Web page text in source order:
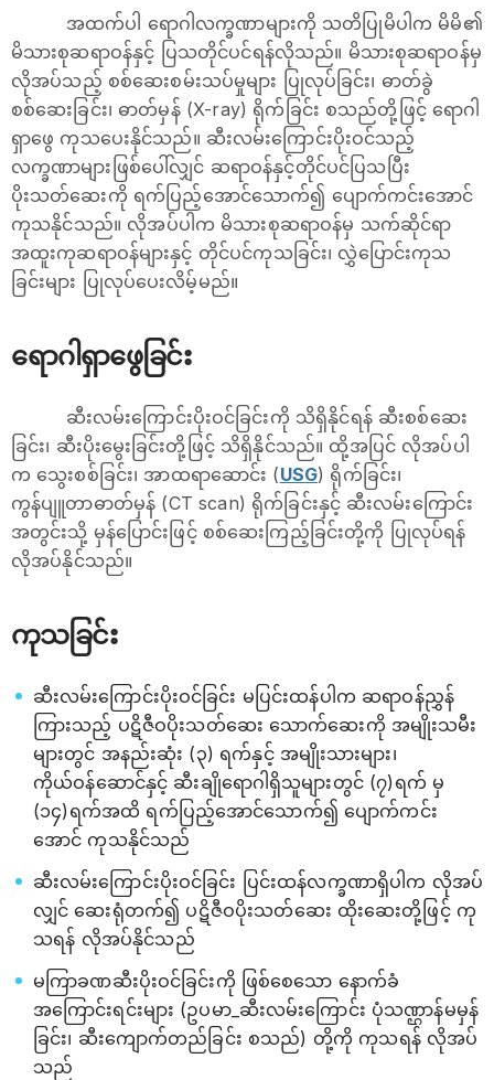
အထက်ပါ ရောဂါလက္ခဏာများကို သတိပြုမိပါက မိမိ၏
မိသားစုဆရာဝန်နှင့် ပြသတိုင်ပင်ရန်လိုသည်။ မိသားစုဆရာဝန်မှ
လိုအပ်သည့် စစ်ဆေးစမ်းသပ်မှုများ ပြုလုပ်ခြင်း၊ ဓာတ်ခွဲ
စစ်ဆေးခြင်း၊ ဓာတ်မှန် (X-ray) ရိုက်ခြင်း စသည်တို့ဖြင့် ရောဂါ
ရှာ‌ဖွေ ကုသပေးနိုင်သည်။ ဆီးလမ်းကြောင်းပိုးဝင်သည့်
လက္ခဏာများဖြစ်ပေါ်လျှင် ဆရာဝန်နှင့်တိုင်ပင်ပြသပြီး
ပိုးသတ်ဆေးကို ရက်ပြည့်အောင်သောက်၍ ပျောက်ကင်းအောင်
ကုသနိုင်သည်။ လိုအပ်ပါက မိသားစုဆရာဝန်မှ သက်ဆိုင်ရာ
အထူးကုဆရာဝန်များနှင့် တိုင်ပင်ကုသခြင်း၊​ လွှဲပြောင်းကုသ
ခြင်းများ ပြုလုပ်ပေးလိမ့်မည်။
ရောဂါရှာဖွေခြင်း
ဆီးလမ်းကြောင်းပိုးဝင်ခြင်းကို သိရှိနိုင်ရန် ဆီးစစ်ဆေး
ခြင်း၊ ဆီးပိုးမွေးခြင်းတို့ဖြင့် သိရှိနိုင်သည်။ ထို့အပြင် လိုအပ်ပါ
က သွေးစစ်ခြင်း၊ အာထရာဆောင်း (USG) ရိုက်ခြင်း၊
ကွန်ပျူတာဓာတ်မှန် (CT scan) ရိုက်ခြင်းနှင့် ဆီးလမ်းကြောင်း
အတွင်းသို့ မှန်ပြောင်းဖြင့် စစ်ဆေးကြည့်ခြင်းတို့ကို ပြုလုပ်ရန်
လိုအပ်နိုင်သည်။
ကုသခြင်း
ဆီးလမ်းကြောင်းပိုးဝင်ခြင်း မပြင်းထန်ပါက ဆရာဝန်ညွှန်
ကြားသည့် ပဋိဇီဝပိုးသတ်ဆေး သောက်ဆေးကို အမျိုးသမီး
များတွင် အနည်းဆုံး (၃) ရက်နှင့် အမျိုးသားများ၊
ကိုယ်ဝန်ဆောင်နှင့် ဆီးချိုရောဂါရှိသူများတွင် (၇)ရက် မှ
(၁၄)ရက်အထိ ရက်ပြည့်အောင်သောက်၍ ပျောက်ကင်း
အောင် ကုသနိုင်သည်
ဆီးလမ်းကြောင်းပိုးဝင်ခြင်း ပြင်းထန်လက္ခဏာရှိပါက လိုအပ်
လျှင် ဆေးရုံတက်၍ ပဋိဇီဝပိုးသတ်ဆေး ထိုးဆေးတို့ဖြင့် ကု
သရန် လိုအပ်နိုင်သည်
မကြာခဏဆီးပိုးဝင်ခြင်းကို ဖြစ်စေသော နောက်ခံ
အကြောင်းရင်းများ (ဥပမာ_ဆီးလမ်းကြောင်း ပုံသဏ္ဌာန်မမှန်
ခြင်း၊ ဆီးကျောက်တည်ခြင်း စသည်) တို့ကို ကုသရန် လိုအပ်
သည်